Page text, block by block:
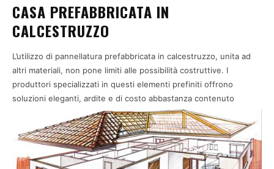
CASA PREFABBRICATA IN
CALCESTRUZZO
L’utilizzo di pannellatura prefabbricata in calcestruzzo, unita ad
altri materiali, non pone limiti alle possibilità costruttive. I
produttori specializzati in questi elementi prefiniti offrono
soluzioni eleganti, ardite e di costo abbastanza contenuto